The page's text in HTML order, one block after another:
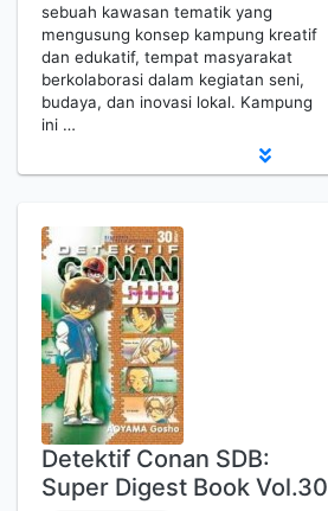
sebuah kawasan tematik yang
mengusung konsep kampung kreatif
dan edukatif, tempat masyarakat
berkolaborasi dalam kegiatan seni,
budaya, dan inovasi lokal. Kampung
ini …
Detektif Conan SDB:
Super Digest Book Vol.30